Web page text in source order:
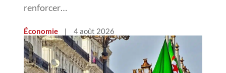
renforcer…
Économie | 4 août 2026